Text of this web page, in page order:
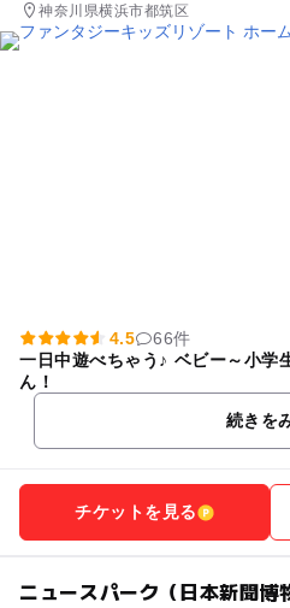
神奈川県横浜市都筑区
4.5
66件
一日中遊べちゃう♪ ベビー～小学
ん！
続きを
チケットを見る
ニュースパーク（日本新聞博